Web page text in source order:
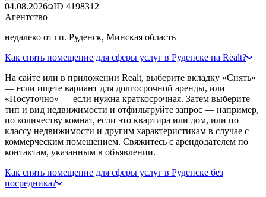
04.08.2026 ID 4198312
Агентство
недалеко от гп. Руденск, Минская область
Как снять помещение для сферы услуг в Руденске на Realt?
На сайте или в приложении Realt, выберите вкладку «Снять»
— если ищете вариант для долгосрочной аренды, или
«Посуточно» — если нужна краткосрочная. Затем выберите
тип и вид недвижимости и отфильтруйте запрос — например,
по количеству комнат, если это квартира или дом, или по
классу недвижимости и другим характеристикам в случае с
коммерческим помещением. Свяжитесь с арендодателем по
контактам, указанным в объявлении.
Как снять помещение для сферы услуг в Руденске без
посредника?